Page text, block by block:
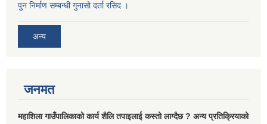
पुन निर्माण सम्बन्धी गुनासो दर्ता रसिद ।
अन्य
जनमत
महाशिला गाउँपालिकाको कार्य शैलि तपाइलाई कस्तो लाग्दैछ ? अन्य प्रतिक्रियाको